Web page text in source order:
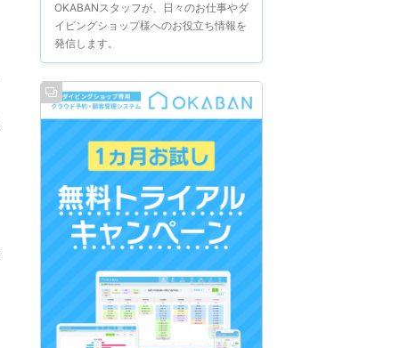
OKABANスタッフが、日々のお仕事やダ
イビングショップ様へのお役立ち情報を
発信します。